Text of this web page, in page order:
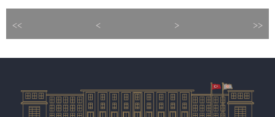
<< < > >>